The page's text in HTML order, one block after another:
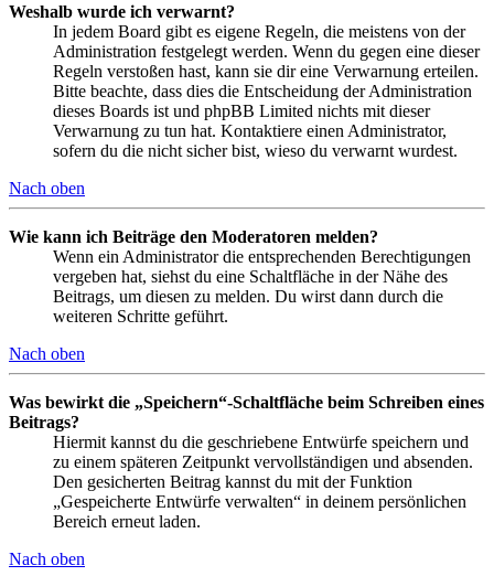
Weshalb wurde ich verwarnt?
In jedem Board gibt es eigene Regeln, die meistens von der
Administration festgelegt werden. Wenn du gegen eine dieser
Regeln verstoßen hast, kann sie dir eine Verwarnung erteilen.
Bitte beachte, dass dies die Entscheidung der Administration
dieses Boards ist und phpBB Limited nichts mit dieser
Verwarnung zu tun hat. Kontaktiere einen Administrator,
sofern du die nicht sicher bist, wieso du verwarnt wurdest.
Nach oben
Wie kann ich Beiträge den Moderatoren melden?
Wenn ein Administrator die entsprechenden Berechtigungen
vergeben hat, siehst du eine Schaltfläche in der Nähe des
Beitrags, um diesen zu melden. Du wirst dann durch die
weiteren Schritte geführt.
Nach oben
Was bewirkt die „Speichern“-Schaltfläche beim Schreiben eines
Beitrags?
Hiermit kannst du die geschriebene Entwürfe speichern und
zu einem späteren Zeitpunkt vervollständigen und absenden.
Den gesicherten Beitrag kannst du mit der Funktion
„Gespeicherte Entwürfe verwalten“ in deinem persönlichen
Bereich erneut laden.
Nach oben